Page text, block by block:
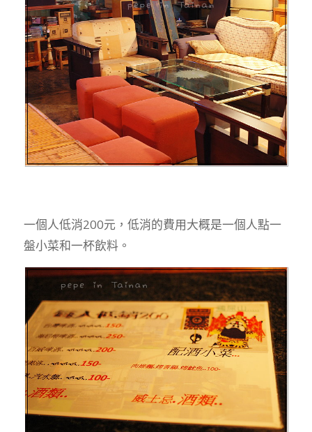
一個人低消200元，低消的費用大概是一個人點一
盤小菜和一杯飲料。